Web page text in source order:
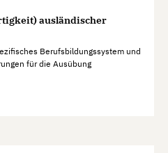
ausländischer
Berufsbildungssystem und
für die Ausübung